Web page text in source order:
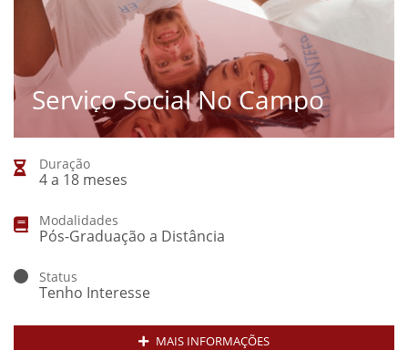
Serviço Social No Campo
Duração
4 a 18 meses
Modalidades
Pós-Graduação a Distância
Status
Tenho Interesse
MAIS INFORMAÇÕES